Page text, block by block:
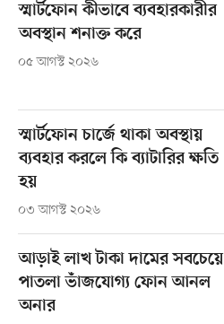
স্মার্টফোন কীভাবে ব্যবহারকারীর
অবস্থান শনাক্ত করে
০৫ আগস্ট ২০২৬
স্মার্টফোন চার্জে থাকা অবস্থায়
ব্যবহার করলে কি ব্যাটারির ক্ষতি
হয়
০৩ আগস্ট ২০২৬
আড়াই লাখ টাকা দামের সবচেয়ে
পাতলা ভাঁজযোগ্য ফোন আনল
অনার